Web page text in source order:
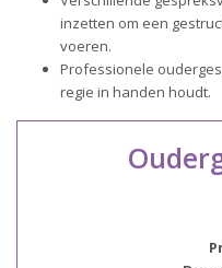
inzetten om een
voeren.
Professionele
regie in handen houdt.